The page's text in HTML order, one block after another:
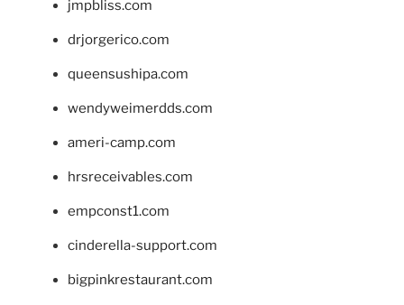
jmpbliss.com
drjorgerico.com
queensushipa.com
wendyweimerdds.com
ameri-camp.com
hrsreceivables.com
empconst1.com
cinderella-support.com
bigpinkrestaurant.com